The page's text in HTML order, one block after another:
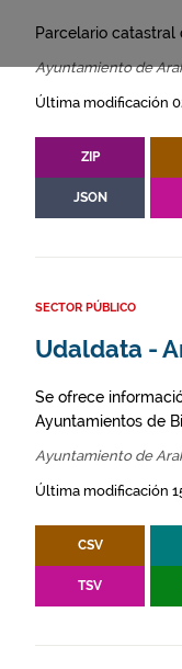
Parcelario catastral
Ayuntamiento de
Última modificación
ZIP
JSON
SECTOR PÚBLICO
Udaldata -
Se ofrece
Ayuntamientos de
Ayuntamiento de
Última modificación
CSV
TSV